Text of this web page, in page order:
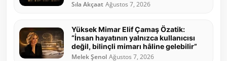
Sıla Akçaat Ağustos 7, 2026
Yüksek Mimar Elif Çamaş Özatik:
“İnsan hayatının yalnızca kullanıcısı
değil, bilinçli mimarı hâline gelebilir”
Melek Şenol Ağustos 7, 2026